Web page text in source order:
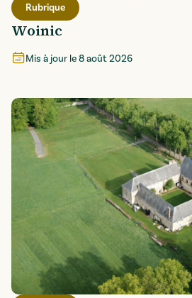
Rubrique
Woinic
Mis à jour le8 août 2026